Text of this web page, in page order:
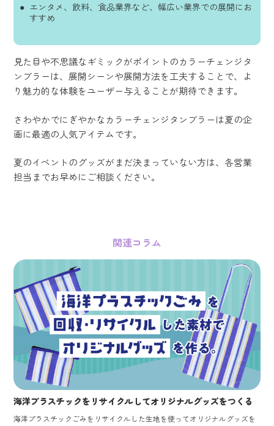
エンタメ、飲料、食品業界など、幅広い業界での展開にお
すすめ
見た目や不思議なギミックがポイントのカラーチェンジタ
ンブラーは、展開シーンや展開方法を工夫することで、よ
り魅力的な体験をユーザー与えることが期待できます。
さわやかでにぎやかなカラーチェンジタンブラーは夏の企
画に最適の人気アイテムです。
夏のイベントのグッズがまだ決まっていない方は、各営業
担当までお早めにご相談ください。
関連コラム
海洋プラスチックをリサイクルしてオリジナルグッズをつくる
海洋プラスチックごみをリサイクルした生地を使ってオリジナルグッズを